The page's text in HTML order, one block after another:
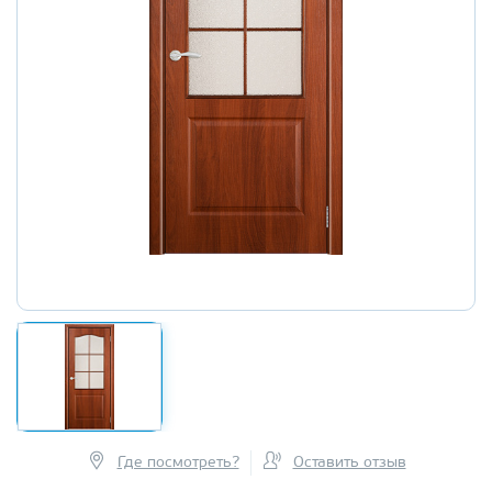
Где посмотреть? Оставить отзыв